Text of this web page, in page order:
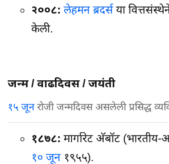
२००८: लेहमन ब्रदर्सया
केली.
जन्म / वाढदिवस / जयंती
१५ जूनरोजी जन्मदिवस असलेली प्रसिद्ध
१८७८: मार्गारेट अ‍ॅबॉट
१० जून १९५५).